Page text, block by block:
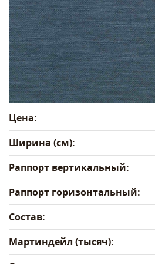
Цена:
Ширина (см):
Раппорт вертикальный:
Раппорт горизонтальный:
Состав:
Мартиндейл (тысяч):